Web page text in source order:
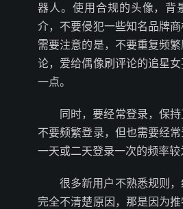
器人。使用合规的头像，背
介，不要侵犯一些知名品牌
需要注意的是，不要重复频
论，爱给偶像刷评论的追星
一点。
同时，要经常登录，保持
不要频繁登录，但也需要经常
一天或二天登录一次的频率较
很多新用户不熟悉规则
完全不清楚原因，那是因为